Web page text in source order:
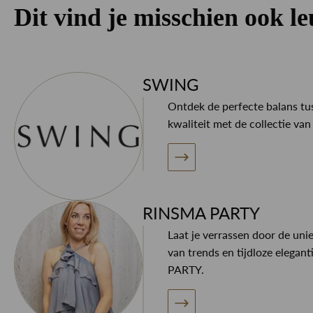
Dit vind je misschien ook
SWING
Ontdek de perfecte balans
kwaliteit met de collectie
RINSMA PARTY
Laat je verrassen door de
van trends en tijdloze
PARTY.